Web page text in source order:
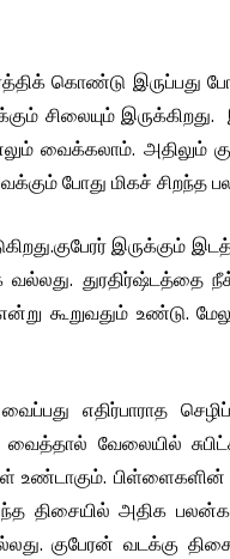
கொண்டு இருப்பது
சிலையும் இருக்கிறது.
அதிலும்
போது மிகச்
இருக்கும்
கூறுவதும் உண்டு.
எதிர்பாராத
வேலையில்
பிள்ளைகளின்
திசையில் அதிக
குபேரன் வடக்கு